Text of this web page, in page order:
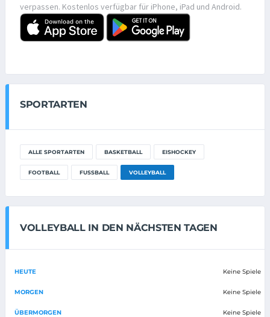
verpassen. Kostenlos verfügbar für iPhone, iPad und Android.
SPORTARTEN
ALLE SPORTARTEN BASKETBALL EISHOCKEY
FOOTBALL FUSSBALL VOLLEYBALL
VOLLEYBALL IN DEN NÄCHSTEN TAGEN
HEUTE Keine Spiele
MORGEN Keine Spiele
ÜBERMORGEN Keine Spiele